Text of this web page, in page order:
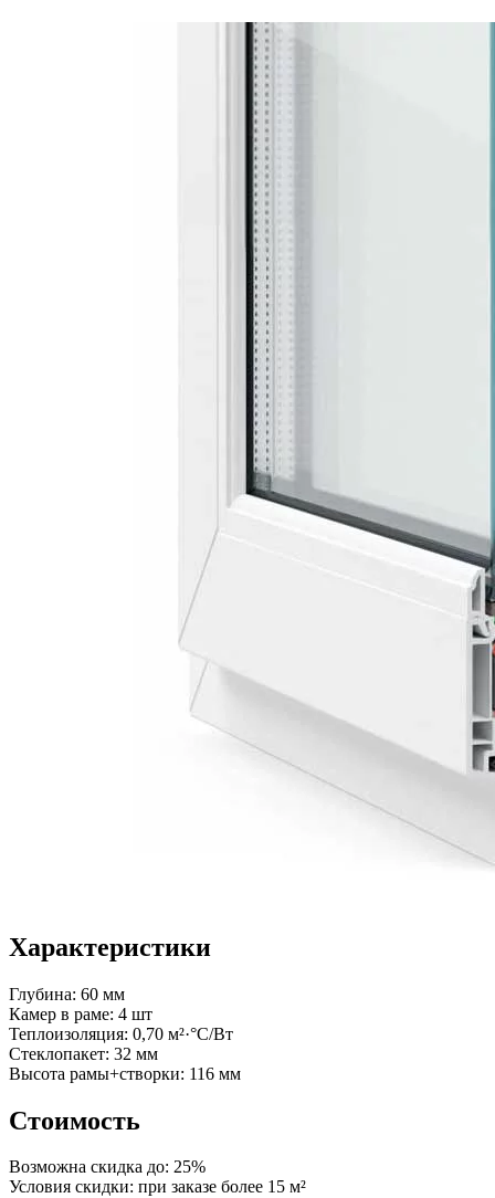
Характеристики
Глубина: 60 мм
Камер в раме: 4 шт
Теплоизоляция: 0,70 м²·°С/Вт
Стеклопакет: 32 мм
Высота рамы+створки: 116 мм
Стоимость
Возможна скидка до: 25%
Условия скидки: при заказе более 15 м²